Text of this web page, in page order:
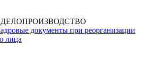
документы при реорганизации
лица